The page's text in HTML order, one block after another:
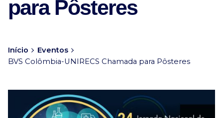
para Pôsteres
Início
Eventos
BVS Colômbia-UNIRECS Chamada para Pôsteres